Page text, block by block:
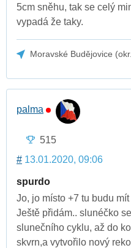
5cm sněhu, tak se celý
vypadá že taky.
Moravské Budějovice
palma
515
# 13.01.2020, 09:06
spurdo
Jo, jo místo +7 tu budu mít
Ještě přidám.. slunéčko
slunečního cyklu, až do
skvrn,a vytvořilo nový